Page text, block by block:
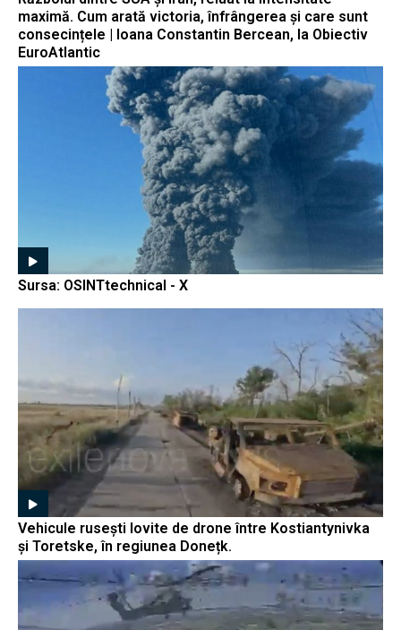
maximă. Cum arată victoria, înfrângerea și care sunt
consecințele | Ioana Constantin Bercean, la Obiectiv
EuroAtlantic
Sursa: OSINTtechnical - X
Vehicule rusești lovite de drone între Kostiantynivka
și Toretske, în regiunea Donețk.